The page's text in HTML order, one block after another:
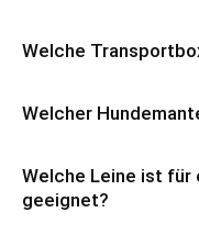
Welche
Welcher
Welche Leine ist für
geeignet?